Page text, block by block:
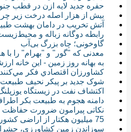
حفره جدید لایه ازن در قطب
بیش از هزار اصله درخت زیر
آتش تخریب در دامان بهشت
رابطه دوگانه زباله و
گاوخونی؛ چاه بزرگ بی‌آب
معدنی که "گور" و "بهرام" را با
به بهانه روز زمین - این
كشاورزان اقتصادي فكر
شوک جدید بر پیکر نحیف
اکتشاف نفت در زیستگاه
دامنه هجوم به طبيعت بكر
نکاتی پیرامون ضرورت حفاظت
75 میلیون هکتار از اراضی کشور در حال بیابانی شدن است
سوزاندن زمین کشاورزی،